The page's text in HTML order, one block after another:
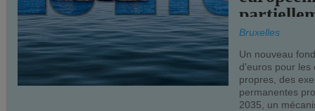
Bruxelles
Un nouveau
d'euros pour les
propres, des
permanentes
2035, un